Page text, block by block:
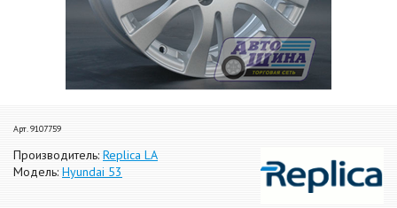
Арт. 9107759
Производитель: Replica LA
Модель: Hyundai 53